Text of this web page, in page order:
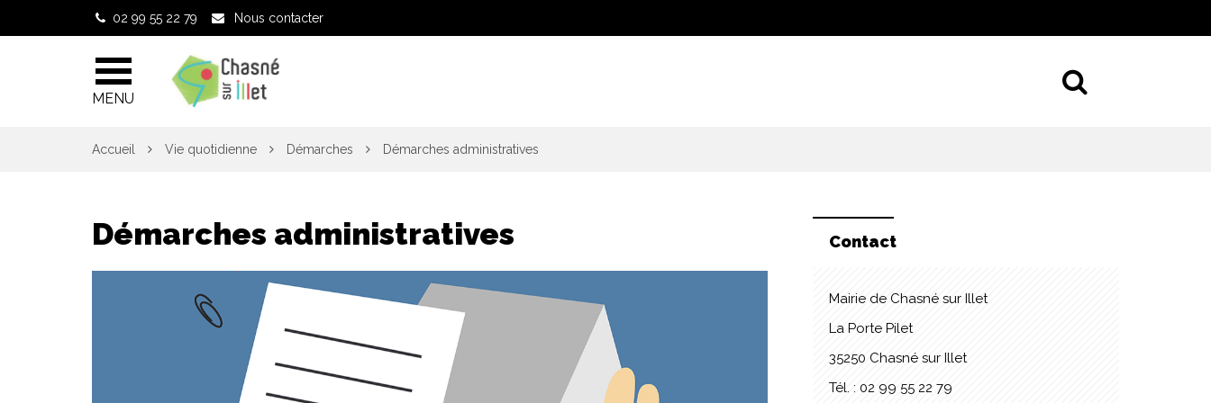
02 99 55 22 79 Nous contacter
MENU
Accueil Vie quotidienne Démarches Démarches administratives
Démarches administratives Contact
Mairie de Chasné sur Illet
La Porte Pilet
35250 Chasné sur Illet
Tél. : 02 99 55 22 79